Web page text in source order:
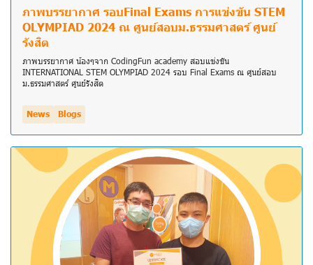
ภาพบรรยากาศ รอบFinal Exams การแข่งขัน STEM
OLYMPIAD 2024 ณ ศูนย์สอบม.ธรรมศาสตร์ ศูนย์
รังสิต
ภาพบรรยากาศ น้องๆจาก CodingFun academy สอบแข่งขัน
INTERNATIONAL STEM OLYMPIAD 2024 รอบ Final Exams ณ ศูนย์สอบ
ม.ธรรมศาสตร์ ศูนย์รังสิต
News Blogs